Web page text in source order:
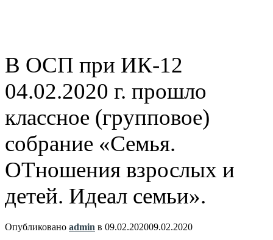
В ОСП при ИК-12
04.02.2020 г. прошло
классное (групповое)
собрание «Семья.
ОТношения взрослых и
детей. Идеал семьи».
Опубликовано admin в 09.02.202009.02.2020